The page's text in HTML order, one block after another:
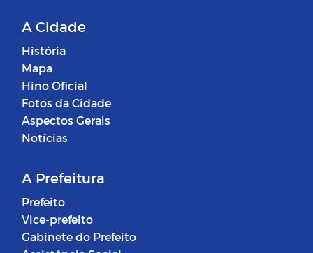
A Cidade
História
Mapa
Hino Oficial
Fotos da Cidade
Aspectos Gerais
Notícias
A Prefeitura
Prefeito
Vice-prefeito
Gabinete do Prefeito